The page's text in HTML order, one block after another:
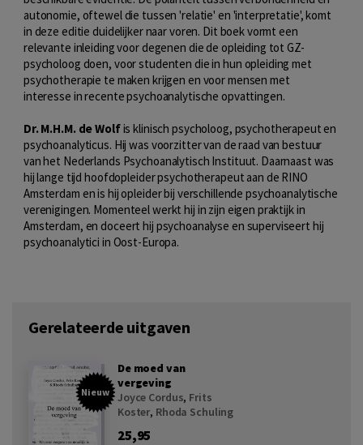
autonomie, oftewel die tussen 'relatie' en 'interpretatie', komt
in deze editie duidelijker naar voren. Dit boek vormt een
relevante inleiding voor degenen die de opleiding tot GZ-
psycholoog doen, voor studenten die in hun opleiding met
psychotherapie te maken krijgen en voor mensen met
interesse in recente psychoanalytische opvattingen.
Dr. M.H.M. de Wolfis klinisch psycholoog, psychotherapeut en
psychoanalyticus. Hij was voorzitter van de raad van bestuur
van het Nederlands Psychoanalytisch Instituut. Daarnaast was
hij lange tijd hoofdopleider psychotherapeut aan de RINO
Amsterdam en is hij opleider bij verschillende psychoanalytische
verenigingen. Momenteel werkt hij in zijn eigen praktijk in
Amsterdam, en doceert hij psychoanalyse en superviseert hij
psychoanalytici in Oost-Europa.
Gerelateerde uitgaven
Nieuw
De moed van
vergeving
Joyce Cordus, Frits
Koster, Rhoda Schuling
25,95